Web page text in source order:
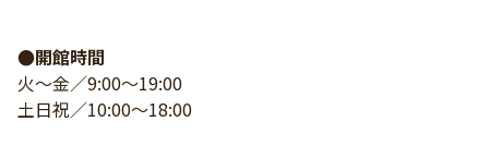
●開館時間
火～金／9:00～19:00
土日祝／10:00～18:00